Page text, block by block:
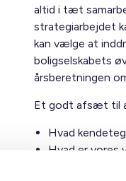
altid i tæt
strategiarbejdet
kan vælge at
boligselskabets
årsberetningen
Et godt afsæt til
Hvad
Hvad er vores